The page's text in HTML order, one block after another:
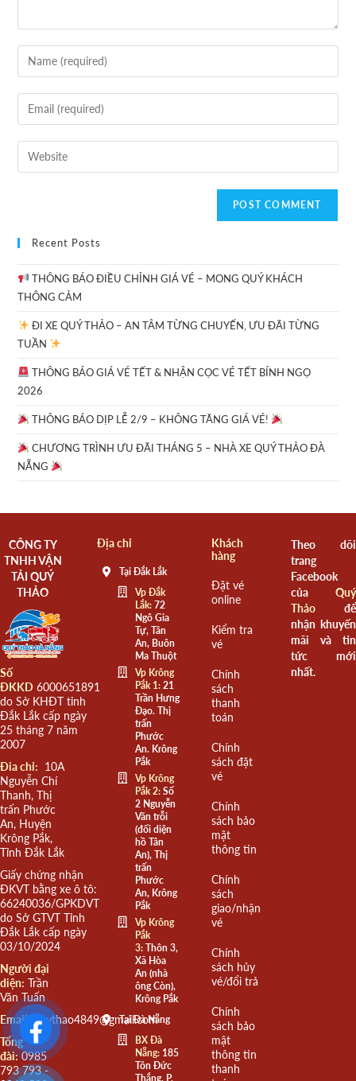
Recent Posts
THÔNG BÁO ĐIỀU CHỈNH GIÁ VÉ – MONG QUÝ KHÁCH
THÔNG CẢM
ĐI XE QUÝ THẢO – AN TÂM TỪNG CHUYẾN, ƯU ĐÃI TỪNG
TUẦN
THÔNG BÁO GIÁ VÉ TẾT & NHẬN CỌC VÉ TẾT BÍNH NGỌ
2026
THÔNG BÁO DỊP LỄ 2/9 – KHÔNG TĂNG GIÁ VÉ!
CHƯƠNG TRÌNH ƯU ĐÃI THÁNG 5 – NHÀ XE QUÝ THẢO ĐÀ
NẴNG
CÔNG TY
TNHH VẬN
TẢI QUÝ
THẢO
Số
ĐKKD 6000651891
do Sở KHĐT tỉnh
Đắk Lắk cấp ngày
25 tháng 7 năm
2007
Đia chỉ: 10A
Nguyễn Chí
Thanh, Thị
trấn Phước
An, Huyện
Krông Pắk,
Tỉnh Đắk Lắk
Giấy chứng nhận
ĐKVT bằng xe ô tô:
66240036/GPKDVT
do Sở GTVT Tỉnh
Đắk Lắk cấp ngày
03/10/2024
Người đại
diện: Trần
Văn Tuấn
Email: quythao4849@gmail.com
Tổng
đài:0985
793 793 -
Địa chỉ
Tại Đắk Lắk
Vp Đắk
Lắk:72
Ngô Gia
Tự, Tân
An, Buôn
Ma Thuột
Vp Krông
Pắk 1:21
Trần Hưng
Đạo. Thị
trấn
Phước
An. Krông
Pắk
Vp Krông
Pắk 2:Số
2 Nguyễn
Văn trỗi
(đối diện
hồ Tân
An), Thị
trấn
Phước
An, Krông
Pắk
Vp Krông
Pắk
3:Thôn 3,
Xã Hòa
An (nhà
ông Còn),
Krông Pắk
Tại Đà Nẵng
BX Đà
Nẵng:185
Tôn Đức
Thắng, P.
Khách
hàng
Đặt vé
online
Kiểm tra
vé
Chính
sách
thanh
toán
Chính
sách đặt
vé
Chính
sách bảo
mật
thông tin
Chính
sách
giao/nhận
vé
Chính
sách hủy
vé/đổi trả
Chính
sách bảo
mật
thông tin
thanh
Theo dõi
trang
Facebook
của Quý
Thảođể
nhận khuyến
mãi và tin
tức mới
nhất.